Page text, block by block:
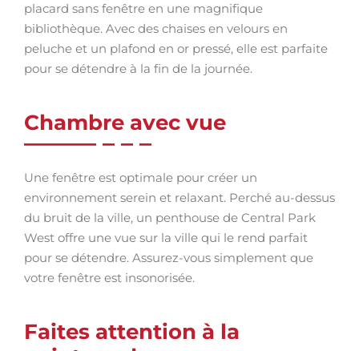
placard sans fenêtre en une magnifique
bibliothèque. Avec des chaises en velours en
peluche et un plafond en or pressé, elle est parfaite
pour se détendre à la fin de la journée.
Chambre avec vue
Une fenêtre est optimale pour créer un
environnement serein et relaxant. Perché au-dessus
du bruit de la ville, un penthouse de Central Park
West offre une vue sur la ville qui le rend parfait
pour se détendre. Assurez-vous simplement que
votre fenêtre est insonorisée.
Faites attention à la